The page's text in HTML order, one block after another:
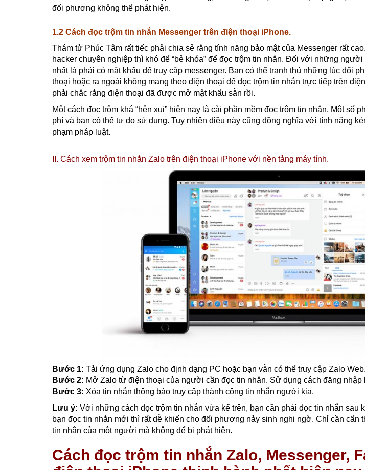
đối phương không thể phát hiện.
1.2 Cách đọc trộm tin nhắn Messenger trên điện thoại iPhone.
Thám tử Phúc Tâm rất tiếc phải chia sẻ rằng tính năng bảo mật của Messenger rất
hacker chuyên nghiệp thì khó để “bẻ khóa” để đọc trộm tin nhắn. Đối với những
nhất là phải có mật khẩu để truy cập messenger. Bạn có thể tranh thủ những lúc đối
thoại hoặc ra ngoài không mang theo điện thoại để đọc trộm tin nhắn trực tiếp trên
phải chắc rằng điện thoại đã được mở mật khẩu sẵn rồi.
Một cách đọc trộm khá “hên xui” hiện nay là cài phần mềm đọc trộm tin nhắn. Một số
phí và bạn có thể tự do sử dụng. Tuy nhiên điều này cũng đồng nghĩa với tính năng
phạm pháp luật.
II. Cách xem trộm tin nhắn Zalo trên điện thoại iPhone với nền tảng máy tính.
Bước 1: Tải ứng dụng Zalo cho định dạng PC hoặc bạn vẫn có thể truy cập Zalo Web.
Bước 2: Mở Zalo từ điện thoại của người cần đọc tin nhắn. Sử dụng cách đăng nhập
Bước 3: Xóa tin nhắn thông báo truy cập thành công tin nhắn người kia.
Lưu ý: Với những cách đọc trộm tin nhắn vừa kể trên, bạn cần phải đọc tin nhắn sau
bạn đọc tin nhắn mới thì rất dễ khiến cho đối phương nảy sinh nghi ngờ. Chỉ cần cẩn
tin nhắn của một người mà không để bị phát hiện.
Cách đọc trộm tin nhắn Zalo, Messenger,